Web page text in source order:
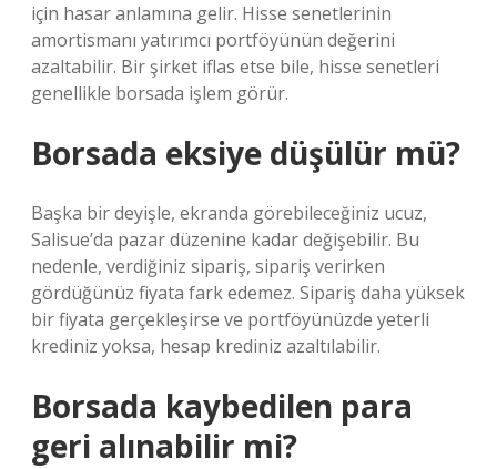
için hasar anlamına gelir. Hisse senetlerinin
amortismanı yatırımcı portföyünün değerini
azaltabilir. Bir şirket iflas etse bile, hisse senetleri
genellikle borsada işlem görür.
Borsada eksiye düşülür mü?
Başka bir deyişle, ekranda görebileceğiniz ucuz,
Salisue’da pazar düzenine kadar değişebilir. Bu
nedenle, verdiğiniz sipariş, sipariş verirken
gördüğünüz fiyata fark edemez. Sipariş daha yüksek
bir fiyata gerçekleşirse ve portföyünüzde yeterli
krediniz yoksa, hesap krediniz azaltılabilir.
Borsada kaybedilen para
geri alınabilir mi?